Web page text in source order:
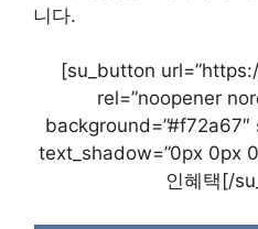
니다.
[su_button
rel=”noopener
background=”#f72a67″
text_shadow=”0px 0px
인혜택[/